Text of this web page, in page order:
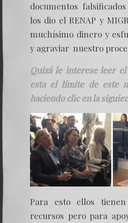
documentos
los dio el RENAP y
muchísimo dinero y
y agraviar nuestro
Quizá le interese leer
esta el límite de este
haciendo clic en la
Para esto ellos
recursos pero para